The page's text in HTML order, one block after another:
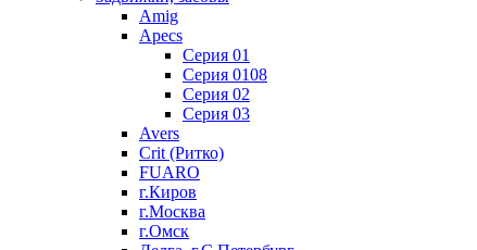
Amig
Apecs
Серия 01
Серия 0108
Серия 02
Серия 03
Avers
Crit (Ритко)
FUARO
г.Киров
г.Москва
г.Омск